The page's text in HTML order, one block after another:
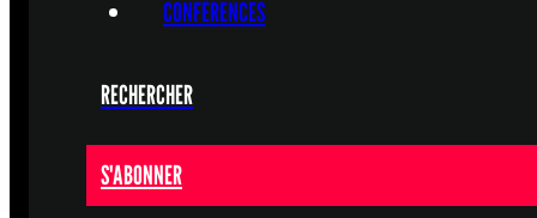
CONFÉRENCES
RECHERCHER
S'ABONNER